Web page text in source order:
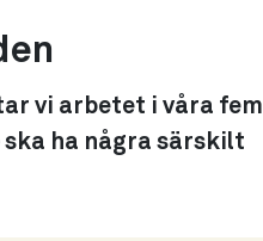
vi arbetet i våra fem
ha några särskilt